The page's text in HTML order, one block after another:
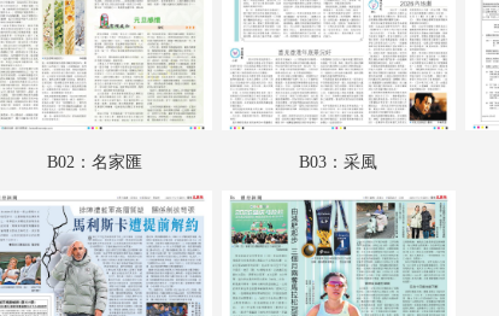
B03：采風
B04：廣告
B05：娛樂
B07：體育
B08：體育
B02：名家匯 B03：采風